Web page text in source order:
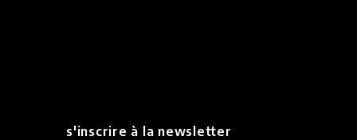
s'inscrire à la newsletter